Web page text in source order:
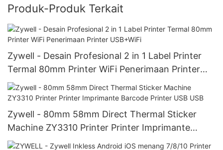
Produk-Produk Terkait
Zywell - Desain Profesional 2 in 1 Label Printer
Termal 80mm Printer WiFi Penerimaan Printer
USB+WiFi
Zywell - 80mm 58mm Direct Thermal Sticker
Machine ZY3310 Printer Printer Imprimante
Barcode Printer USB USB